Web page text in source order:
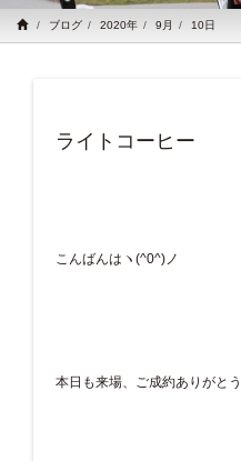
ブログ 2020年 9月 10日
ライトコーヒー
こんばんはヽ(^0^)ノ
本日も来場、ご成約ありがと